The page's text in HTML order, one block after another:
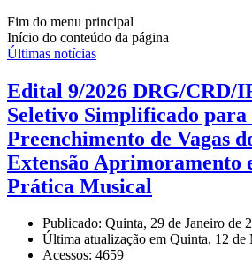
Fim do menu principal
Início do conteúdo da página
Últimas notícias
Edital 9/2026 DRG/CRD/
Seletivo Simplificado para
Preenchimento de Vagas
Extensão Aprimoramento
Prática Musical
Publicado: Quinta, 29 de Janeiro de
Última atualização em Quinta, 12 de
Acessos: 4659